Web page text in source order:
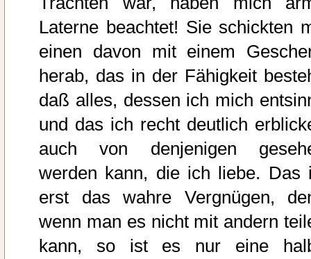
Laterne beachtet! Sie schickten
einen davon mit einem
herab, das in der Fähigkeit
daß alles, dessen ich mich
und das ich recht deutlich
auch von denjenigen
werden kann, die ich liebe. Das
erst das wahre Vergnügen,
wenn man es nicht mit andern
kann, so ist es nur eine